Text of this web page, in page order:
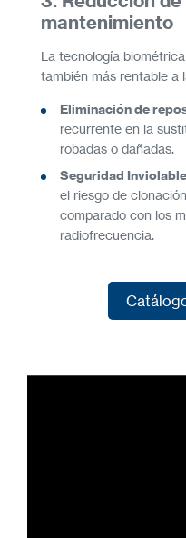
mantenimiento
La tecnología
también más rentable a
Eliminación de
recurrente en la
robadas o dañadas.
Seguridad
el riesgo de
comparado con los
radiofrecuencia.